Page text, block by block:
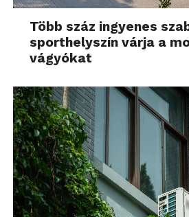
Több száz ingyenes
sporthelyszín várja a
vágyókat